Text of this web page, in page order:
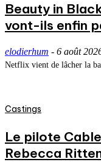
Beauty in
vont-ils enfin
elodierhum - 6 août
Netflix vient de lâcher la
Castings
Le pilote
Rebecca